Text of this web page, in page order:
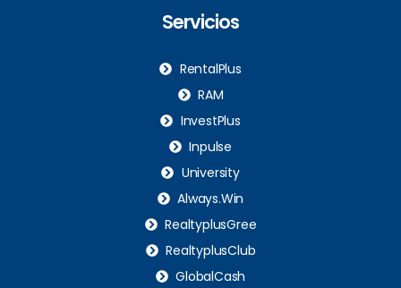
Servicios
RentalPlus
RAM
InvestPlus
Inpulse
University
Always.Win
RealtyplusGree
RealtyplusClub
GlobalCash